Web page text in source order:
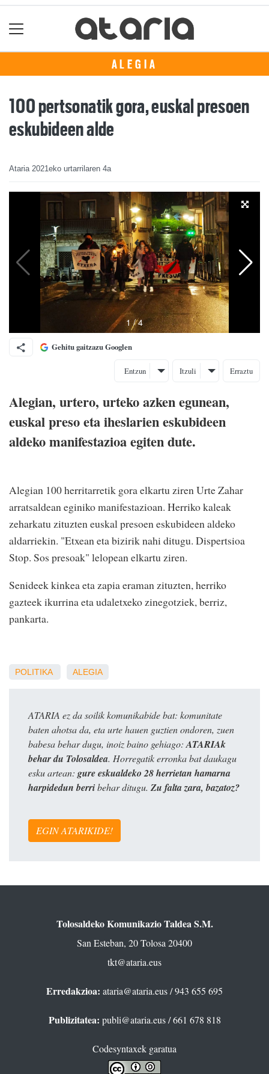
ALEGIA
100 pertsonatik gora, euskal presoen
eskubideen alde
Ataria 2021eko urtarrilaren 4a
Gehitu gaitzazu Googlen
Entzun Itzuli Erraztu
Alegian, urtero, urteko azken egunean,
euskal preso eta iheslarien eskubideen
aldeko manifestazioa egiten dute.
Alegian 100 herritarretik gora elkartu ziren Urte Zahar
arratsaldean eginiko manifestazioan. Herriko kaleak
zeharkatu zituzten euskal presoen eskubideen aldeko
aldarriekin. "Etxean eta bizirik nahi ditugu. Dispertsioa
Stop. Sos presoak" lelopean elkartu ziren.
Senideek kinkea eta zapia eraman zituzten, herriko
gazteek ikurrina eta udaletxeko zinegotziek, berriz,
pankarta.
POLITIKA ALEGIA
ATARIA ez da soilik komunikabide bat: komunitate
baten ahotsa da, eta urte hauen guztien ondoren, zuen
babesa behar dugu, inoiz baino gehiago: ATARIAk
behar du Tolosaldea. Horregatik erronka bat daukagu
esku artean: gure eskualdeko 28 herrietan hamarna
harpidedun berribehar ditugu. Zu falta zara, bazatoz?
EGIN ATARIKIDE!
Tolosaldeko Komunikazio Taldea S.M.
San Esteban, 20 Tolosa 20400
tkt@ataria.eus
Erredakzioa: ataria@ataria.eus/ 943 655 695
Publizitatea: publi@ataria.eus/ 661 678 818
Codesyntaxek garatua